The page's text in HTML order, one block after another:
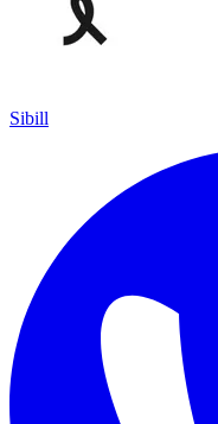
Sibill